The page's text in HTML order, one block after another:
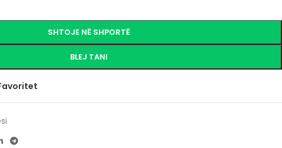
SHTOJE NË SHPORTË
BLEJ TANI